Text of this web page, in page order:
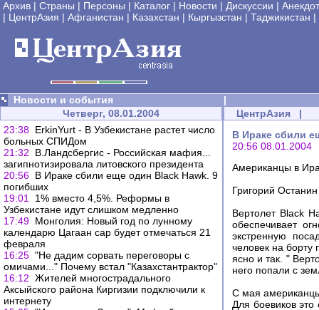
Архив | Страны | Персоны | Каталог | Новости | Дискуссии |
| ЦентрАзия | Афганистан | Казахстан | Кыргызстан | Таджикистан |
Новости и события
|
Четверг, 08.01.2004
23:38 ErkinYurt - В Узбекистане растет число
больных СПИДом
21:32
В.Ландсбергис - Российская мафия...
загипнотизировала литовского президента
20:56 В Ираке сбили еще один Black Hawk. 9
погибших
19:01
1% вместо 4,5%. Реформы в
Узбекистане идут слишком медленно
17:49 Монголия: Новый год по лунному
календарю Цагаан сар будет отмечаться 21
февраля
16:25 "Не дадим сорвать переговоры с
омичами..." Почему встал "Казахстантрактор"
16:12 Жителей многострадального
Аксыйского района Киргизии подключили к
интернету
ЦентрАзия |
В Ираке сбили
20:56 08.01.2004
Американцы в
Григорий Останин
Вертолет Black
обеспечивает
экстренную
человек на
ясно и так. "
него попали с
С мая
Для боевиков